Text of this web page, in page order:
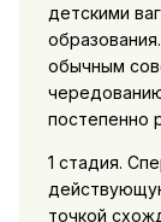
детскими
обычным
постепенно
1 стадия.
точкой